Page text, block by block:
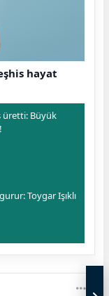
hayat
üretti: Büyük
Toygar Işıklı